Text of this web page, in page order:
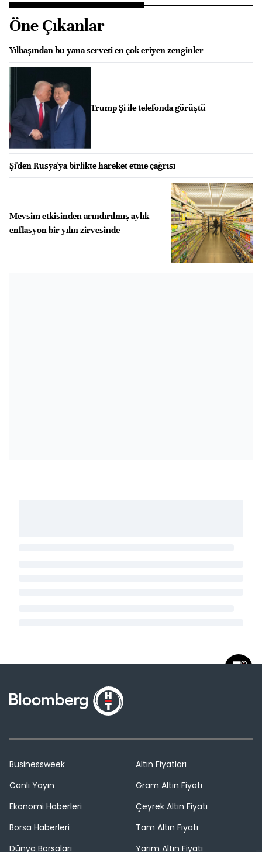
Öne Çıkanlar
Yılbaşından bu yana serveti en çok eriyen zenginler
Trump Şi ile telefonda görüştü
Şi'den Rusya'ya birlikte hareket etme çağrısı
Mevsim etkisinden arındırılmış aylık
enflasyon bir yılın zirvesinde
Businessweek
Canlı Yayın
Ekonomi Haberleri
Borsa Haberleri
Dünya Borsaları
Altın Fiyatları
Gram Altın Fiyatı
Çeyrek Altın Fiyatı
Tam Altın Fiyatı
Yarım Altın Fiyatı